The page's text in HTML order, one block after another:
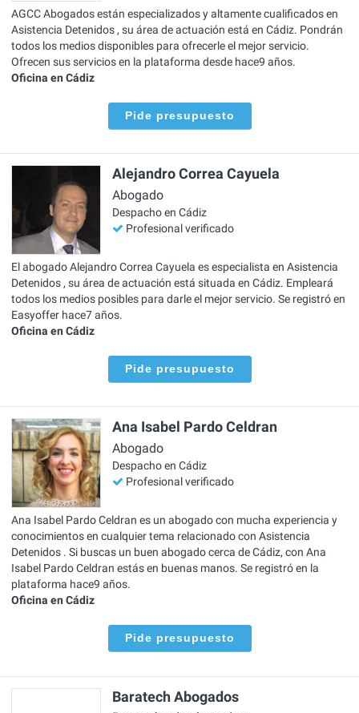
AGCC Abogados están especializados y altamente cualificados en
Asistencia Detenidos , su área de actuación está en Cádiz. Pondrán
todos los medios disponibles para ofrecerle el mejor servicio.
Ofrecen sus servicios en la plataforma desde hace9 años.
Oficina en Cádiz
Pide presupuesto
Alejandro Correa Cayuela
Abogado
Despacho en Cádiz
Profesional verificado
El abogado Alejandro Correa Cayuela es especialista en Asistencia
Detenidos , su área de actuación está situada en Cádiz. Empleará
todos los medios posibles para darle el mejor servicio. Se registró en
Easyoffer hace7 años.
Oficina en Cádiz
Pide presupuesto
Ana Isabel Pardo Celdran
Abogado
Despacho en Cádiz
Profesional verificado
Ana Isabel Pardo Celdran es un abogado con mucha experiencia y
conocimientos en cualquier tema relacionado con Asistencia
Detenidos . Si buscas un buen abogado cerca de Cádiz, con Ana
Isabel Pardo Celdran estás en buenas manos. Se registró en la
plataforma hace9 años.
Oficina en Cádiz
Pide presupuesto
Baratech Abogados